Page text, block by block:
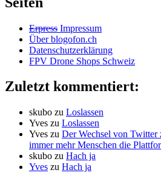
Erpress Impressum
Über blogofon.ch
Datenschutzerklärung
FPV Drone Shops Schweiz
Zuletzt kommentiert:
skubo zu Loslassen
Yves zu Loslassen
Yves zu Der Wechsel von Twitter
immer mehr Menschen die
skubo zu Hach ja
Yves zu Hach ja